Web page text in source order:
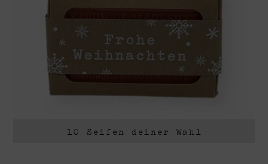
Sensible Haut
Raumdüfte
10 Seifen deiner Wahl